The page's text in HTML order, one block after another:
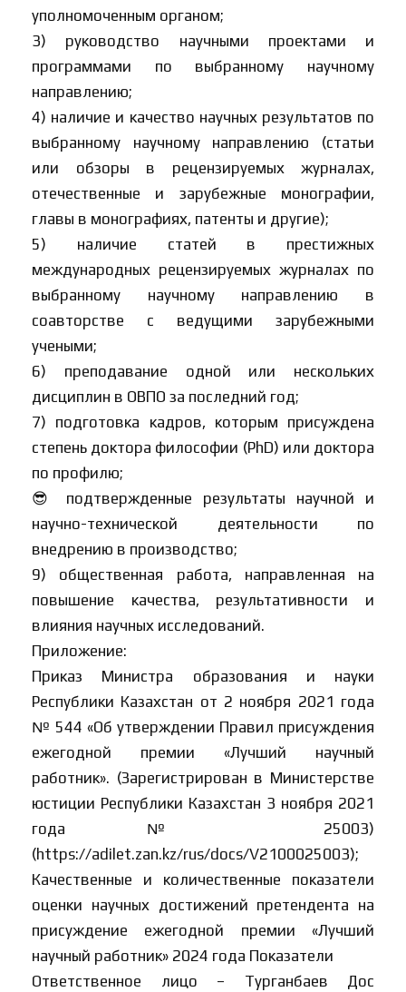
уполномоченным органом;
3) руководство научными проектами и
программами по выбранному научному
направлению;
4) наличие и качество научных результатов по
выбранному научному направлению (статьи
или обзоры в рецензируемых журналах,
отечественные и зарубежные монографии,
главы в монографиях, патенты и другие);
5) наличие статей в престижных
международных рецензируемых журналах по
выбранному научному направлению в
соавторстве с ведущими зарубежными
учеными;
6) преподавание одной или нескольких
дисциплин в ОВПО за последний год;
7) подготовка кадров, которым присуждена
степень доктора философии (PhD) или доктора
по профилю;
😎 подтвержденные результаты научной и
научно-технической деятельности по
внедрению в производство;
9) общественная работа, направленная на
повышение качества, результативности и
влияния научных исследований.
Приложение:
Приказ Министра образования и науки
Республики Казахстан от 2 ноября 2021 года
№ 544 «Об утверждении Правил присуждения
ежегодной премии «Лучший научный
работник». (Зарегистрирован в Министерстве
юстиции Республики Казахстан 3 ноября 2021
года № 25003)
(https://adilet.zan.kz/rus/docs/V2100025003);
Качественные и количественные показатели
оценки научных достижений претендента на
присуждение ежегодной премии «Лучший
научный работник» 2024 года Показатели
Ответственное лицо – Турганбаев Дос